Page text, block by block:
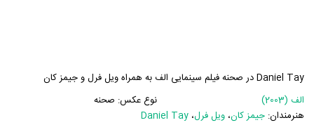
Daniel Tay در صحنه فیلم سینمایی الف به همراه ویل فرل و جیمز کان
الف (2003)
نوع عکس: صحنه
هنرمندان:جیمز کان،ویل فرل،Daniel Tay